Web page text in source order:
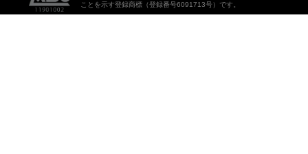
ことを示す登録商標（登録番号6091713号）です。